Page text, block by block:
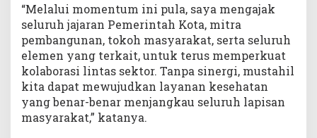
“Melalui momentum ini pula, saya mengajak
seluruh jajaran Pemerintah Kota, mitra
pembangunan, tokoh masyarakat, serta seluruh
elemen yang terkait, untuk terus memperkuat
kolaborasi lintas sektor. Tanpa sinergi, mustahil
kita dapat mewujudkan layanan kesehatan
yang benar-benar menjangkau seluruh lapisan
masyarakat,” katanya.